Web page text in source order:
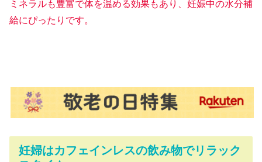
ミネラルも豊富で体を温める効果もあり、妊娠中の水分補
給にぴったりです。
妊婦はカフェインレスの飲み物でリラック